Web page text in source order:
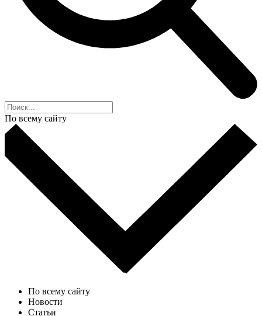
По всему сайту
По всему сайту
Новости
Статьи